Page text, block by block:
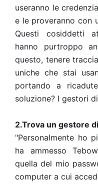
useranno le
e le proveranno con
Questi cosiddetti
hanno purtroppo
questo, tenere
uniche che stai
portando a
soluzione? I gestori
2.Trova un gestore
"Personalmente ho
ha ammesso
quella del mio
computer a cui